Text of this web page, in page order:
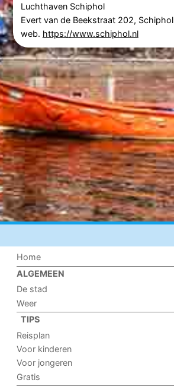
Luchthaven Schiphol
Evert van de Beekstraat 202, Schiphol
web. https://www.schiphol.nl
Home
ALGEMEEN
De stad
Weer
TIPS
Reisplan
Voor kinderen
Voor jongeren
Gratis